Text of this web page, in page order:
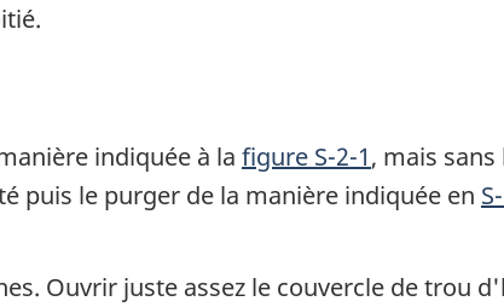
indiquée à la figure S-2-1, mais
puis le purger de la manière indiquée en
Ouvrir juste assez le couvercle de trou